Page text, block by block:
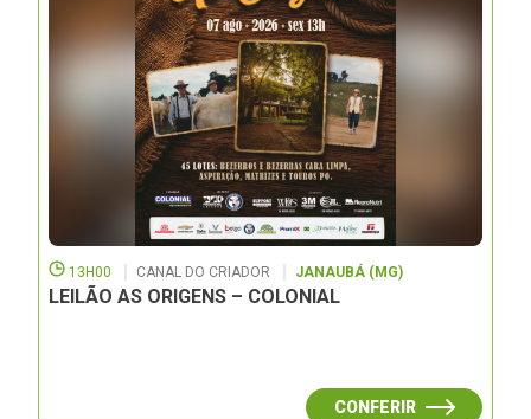
13H00 CANAL DO CRIADOR JANAUBÁ (MG)
LEILÃO AS ORIGENS – COLONIAL
CONFERIR